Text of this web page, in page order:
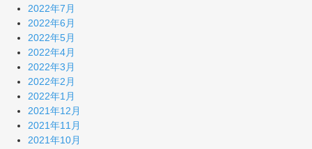
2022年7月
2022年6月
2022年5月
2022年4月
2022年3月
2022年2月
2022年1月
2021年12月
2021年11月
2021年10月